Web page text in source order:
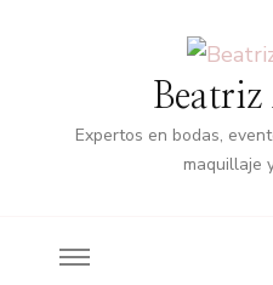
Beatriz
Expertos en bodas,
maquillaje